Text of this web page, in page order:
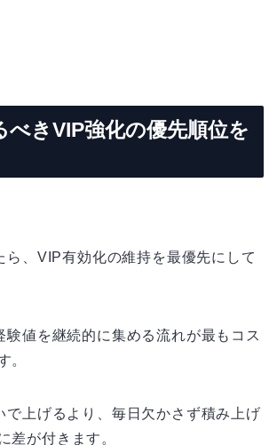
べきVIP強化の優先順位を
ら、VIP有効化の維持を最優先にして
験値を継続的に集める流れが最もコス
。
で上げるより、毎日欠かさず積み上げ
差が付きます。